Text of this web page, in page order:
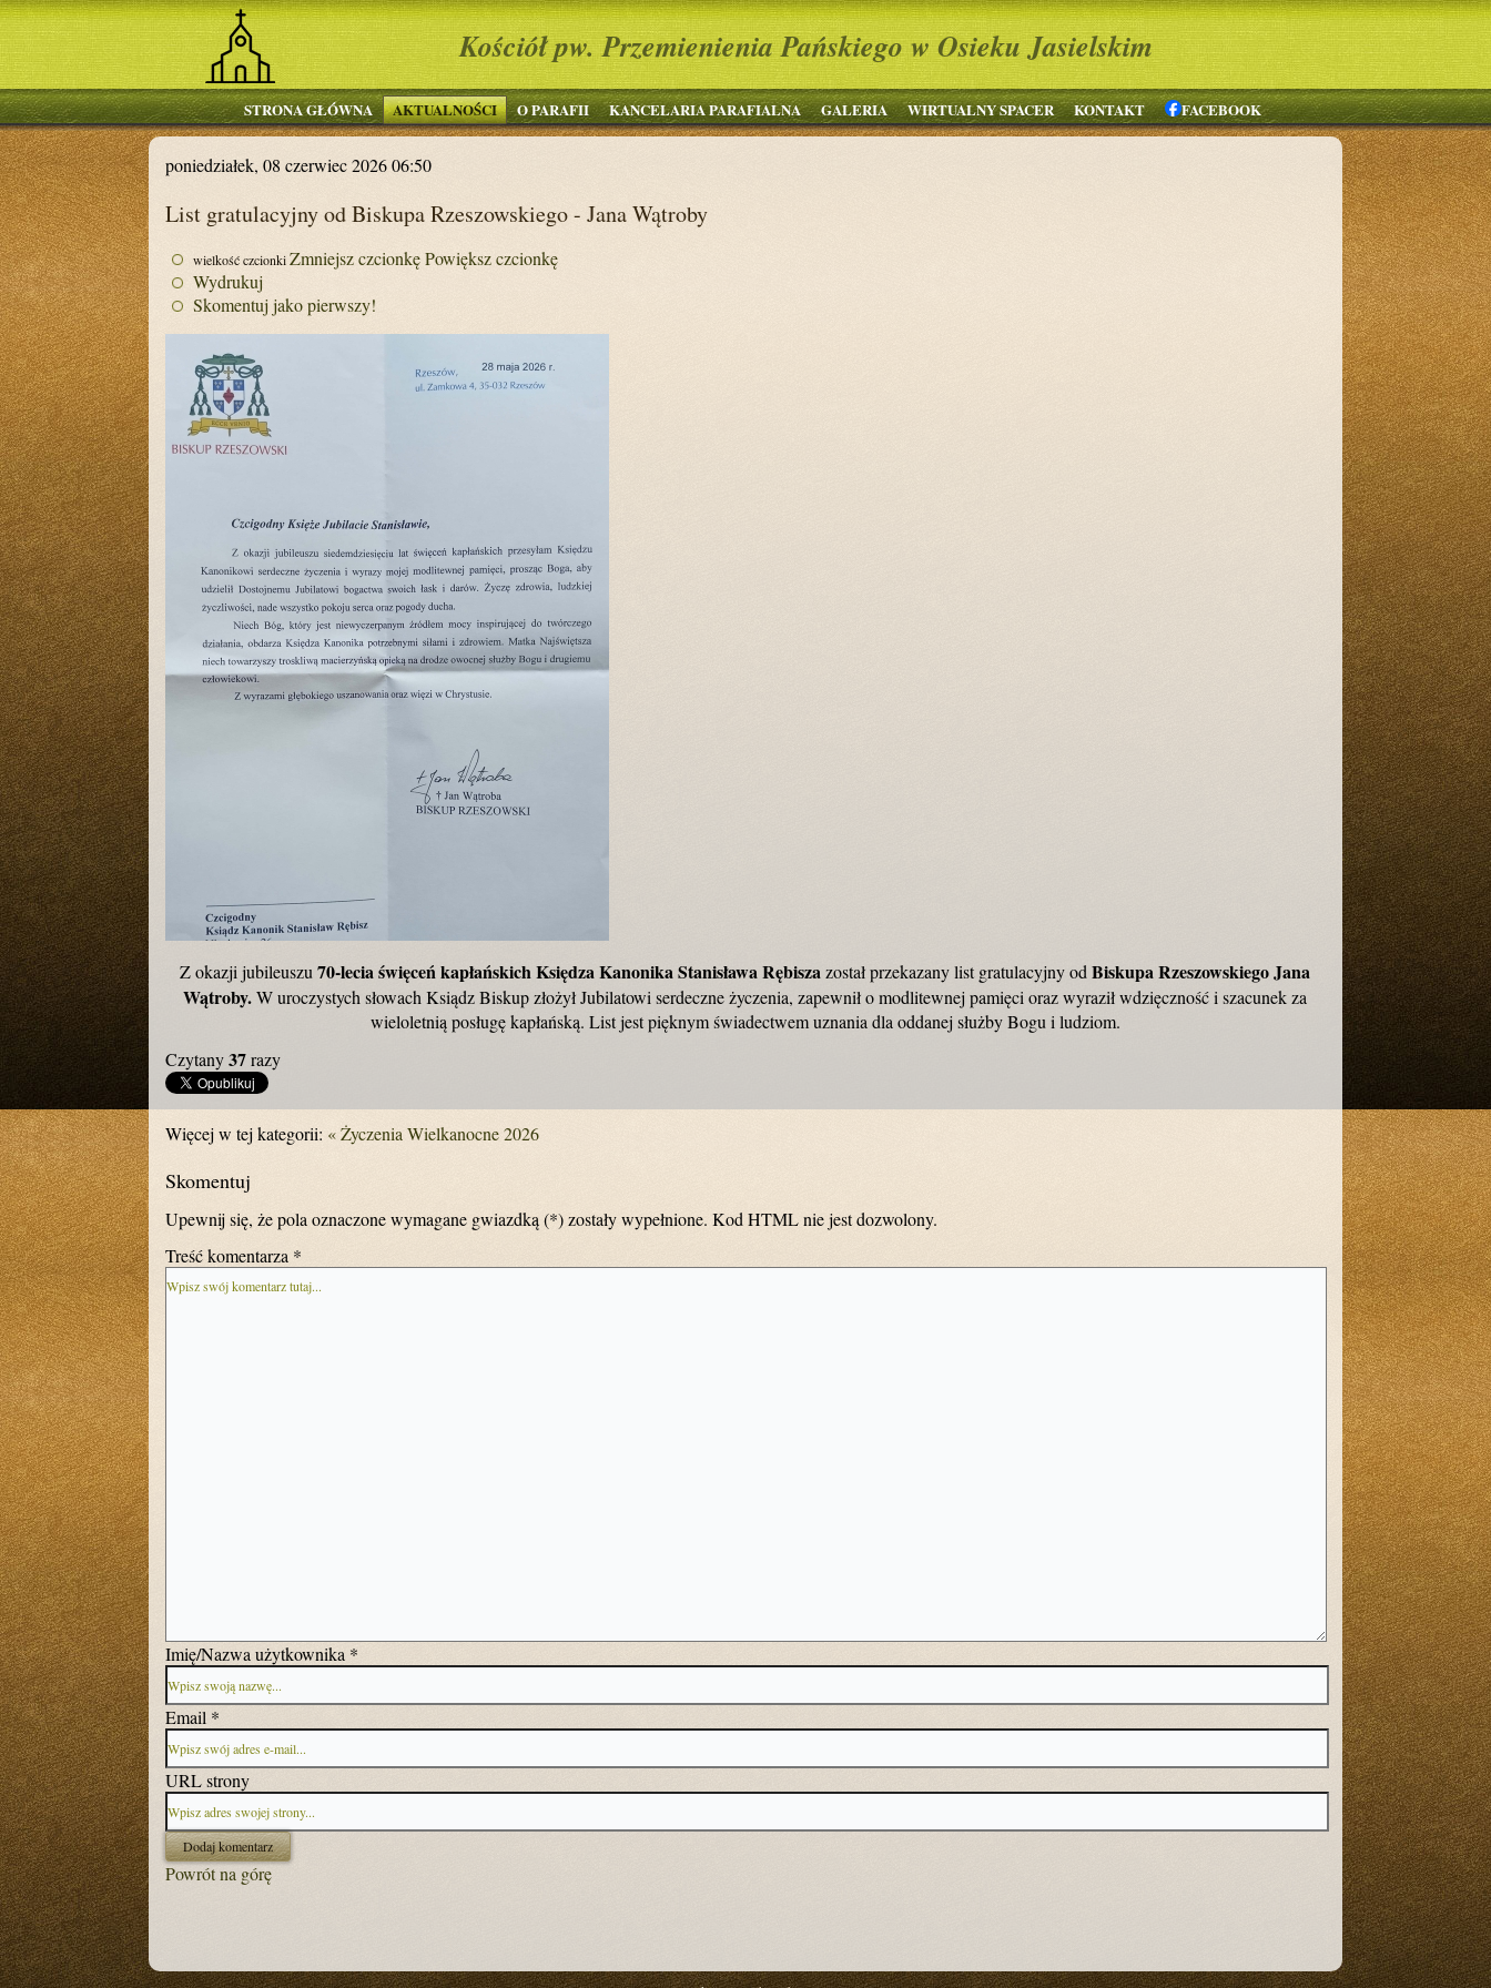
Kościół pw. Przemienienia Pańskiego w Osieku Jasielskim
STRONA GŁÓWNA AKTUALNOŚCI O PARAFII KANCELARIA PARAFIALNA GALERIA WIRTUALNY SPACER KONTAKT FACEBOOK
poniedziałek, 08 czerwiec 2026 06:50
List gratulacyjny od Biskupa Rzeszowskiego - Jana Wątroby
wielkość czcionki Zmniejsz czcionkę Powiększ czcionkę
Wydrukuj
Skomentuj jako pierwszy!
Z okazji jubileuszu70-lecia święceń kapłańskich Księdza Kanonika Stanisława Rębiszazostał przekazany list gratulacyjny odBiskupa Rzeszowskiego Jana
Wątroby.W uroczystych słowach Ksiądz Biskup złożył Jubilatowi serdeczne życzenia, zapewnił o modlitewnej pamięci oraz wyraził wdzięczność i szacunek za
wieloletnią posługę kapłańską. List jest pięknym świadectwem uznania dla oddanej służby Bogu i ludziom.
Czytany37razy
Więcej w tej kategorii: « Życzenia Wielkanocne 2026
Skomentuj
Upewnij się, że pola oznaczone wymagane gwiazdką (*) zostały wypełnione. Kod HTML nie jest dozwolony.
Treść komentarza *
Imię/Nazwa użytkownika *
Email *
URL strony
Powrót na górę